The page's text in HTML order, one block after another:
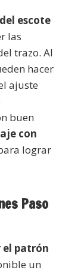
escote
las
trazo. Al
hacer
ajuste
buen
con
lograr
Paso
patrón
un